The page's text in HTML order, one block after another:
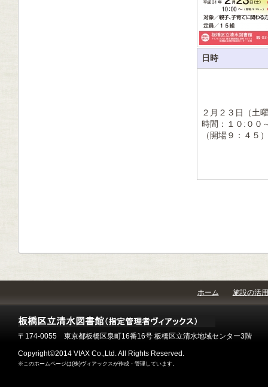
日時
２月２３日（土
時間：１０:００
（開場９：４５）
ホーム 施設の活用
〒174-0055 東京都板橋区泉町16番16号 板橋区立清水地域センター3階
Copyright©2014 VIAX Co.,Ltd. All Rights Reserved.
※このホームページは(株)ヴィアックスが作成・管理しています。